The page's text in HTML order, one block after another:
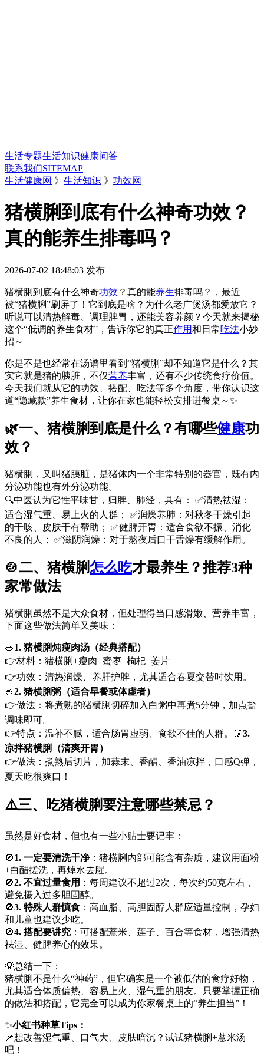
生活专题生活知识健康问答
联系我们SITEMAP
生活健康网 》 生活知识 》 功效网
猪横脷到底有什么神奇功效？
真的能养生排毒吗？
2026-07-02 18:48:03 发布
猪横脷到底有什么神奇功效 ？真的能养生排毒吗？，最近
被“猪横脷”刷屏了！它到底是啥？为什么老广煲汤都爱放它？
听说可以清热解毒、调理脾胃，还能美容养颜？今天就来揭秘
这个“低调的养生食材”，告诉你它的真正作用和日常吃法小妙
招～
你是不是也经常在汤谱里看到“猪横脷”却不知道它是什么？其
实它就是猪的胰脏，不仅营养丰富，还有不少传统食疗价值。
今天我们就从它的功效、搭配、吃法等多个角度，带你认识这
道“隐藏款”养生食材，让你在家也能轻松安排进餐桌～✨
🌿一、猪横脷到底是什么？有哪些健康功
效？
猪横脷，又叫猪胰脏，是猪体内一个非常特别的器官，既有内
分泌功能也有外分泌功能。
🔍中医认为它性平味甘，归脾、肺经，具有： ✅清热祛湿：
适合湿气重、易上火的人群； ✅润燥养肺：对秋冬干燥引起
的干咳、皮肤干有帮助； ✅健脾开胃：适合食欲不振、消化
不良的人； ✅滋阴润燥：对于熬夜后口干舌燥有缓解作用。
🍲二、猪横脷怎么吃才最养生？推荐3种
家常做法
猪横脷虽然不是大众食材，但处理得当口感滑嫩、营养丰富，
下面这些做法简单又美味：
🥗1. 猪横脷炖瘦肉汤（经典搭配）
👉材料：猪横脷+瘦肉+蜜枣+枸杞+姜片
👉功效：清热润燥、养肝护脾，尤其适合春夏交替时饮用。
🍚2. 猪横脷粥（适合早餐或体虚者）
👉做法：将煮熟的猪横脷切碎加入白粥中再煮5分钟，加点盐
调味即可。
👉特点：温补不腻，适合肠胃虚弱、食欲不佳的人群。🥢3.
凉拌猪横脷（清爽开胃）
👉做法：煮熟后切片，加蒜末、香醋、香油凉拌，口感Q弹，
夏天吃很爽口！
⚠️三、吃猪横脷要注意哪些禁忌？
虽然是好食材，但也有一些小贴士要记牢：
🚫1. 一定要清洗干净：猪横脷内部可能含有杂质，建议用面粉
+白醋搓洗，再焯水去腥。
🚫2. 不宜过量食用 ：每周建议不超过2次，每次约50克左右，
避免摄入过多胆固醇。
🚫3. 特殊人群慎食 ：高血脂、高胆固醇人群应适量控制，孕妇
和儿童也建议少吃。
🚫4. 搭配要讲究 ：可搭配薏米、莲子、百合等食材，增强清热
祛湿、健脾养心的效果。
💡总结一下：
猪横脷不是什么“神药”，但它确实是一个被低估的食疗好物，
尤其适合体质偏热、容易上火、湿气重的朋友。只要掌握正确
的做法和搭配，它完全可以成为你家餐桌上的“养生担当”！
✨小红书种草Tips：
📌想改善湿气重、口气大、皮肤暗沉？试试猪横脷+薏米汤
吧！